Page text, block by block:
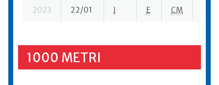
2023 22/01 I E CM
1000 METRI